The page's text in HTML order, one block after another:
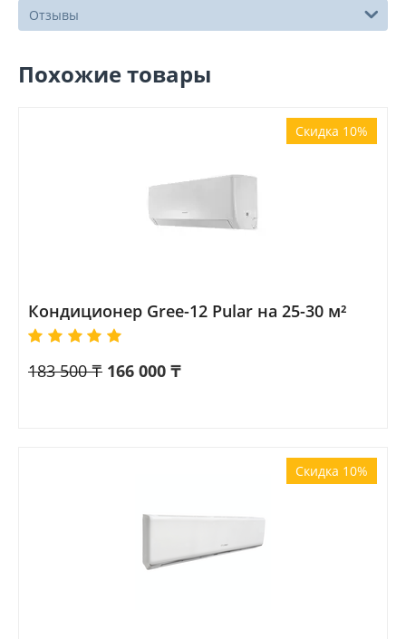
Отзывы
Похожие товары
Скидка 10%
Кондиционер Gree-12 Pular на 25-30 м²
183 500 ₸ 166 000 ₸
Скидка 10%